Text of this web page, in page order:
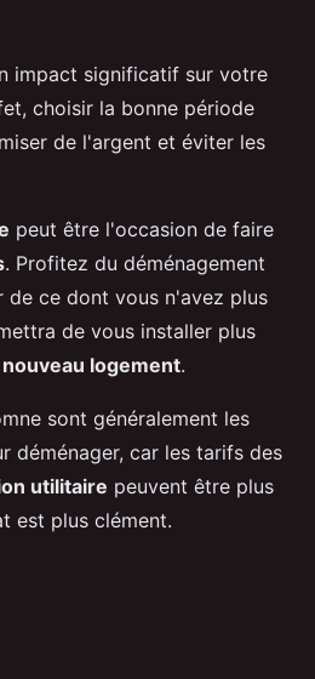
impact significatif sur votre
choisir la bonne période
de l'argent et éviter les
peut être l'occasion de faire
. Profitez du déménagement
de ce dont vous n'avez plus
de vous installer plus
nouveau logement.
sont généralement les
déménager, car les tarifs des
utilitaire peuvent être plus
est plus clément.